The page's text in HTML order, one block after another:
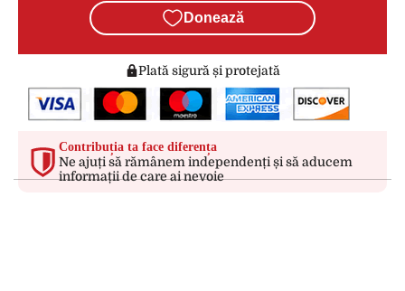
Donează
Plată sigură și protejată
Contribuția ta face diferența
Ne ajuți să rămânem independenți și să aducem
informații de care ai nevoie